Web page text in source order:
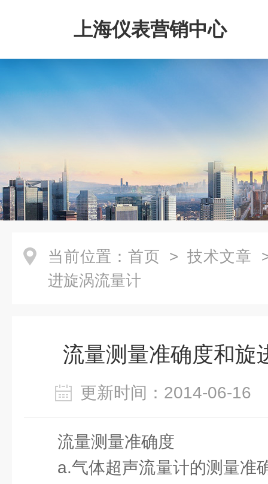
上海仪表营销中心
当前位置： 首页 > 技术文章
进旋涡流量计
流量测量准确度和旋
更新时间：2014-06-
流量测量准确度
a.气体超声流量计的测量准